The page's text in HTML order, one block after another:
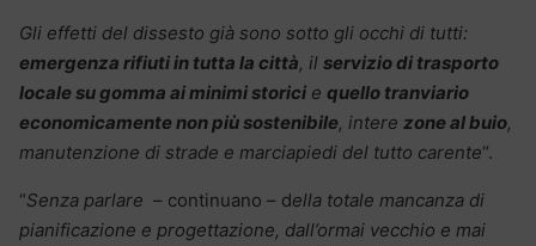
Gli effetti del dissesto già sono sotto gli occhi di tutti:
emergenza rifiuti in tutta la città, il servizio di trasporto
locale su gomma ai minimi storici e quello tranviario
economicamente non più sostenibile, intere zone al buio,
manutenzione di strade e marciapiedi del tutto carente“.
“Senza parlare – continuano – della totale mancanza di
pianificazione e progettazione, dall’ormai vecchio e mai